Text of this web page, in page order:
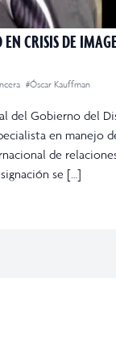
CRISIS DE
#Óscar Kauffman
del Gobierno del
en manejo
de
se […]